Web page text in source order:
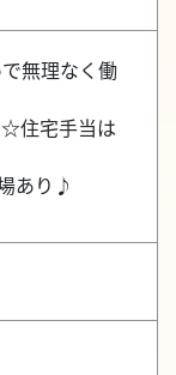
無理なく働
☆住宅手当は
あり♪